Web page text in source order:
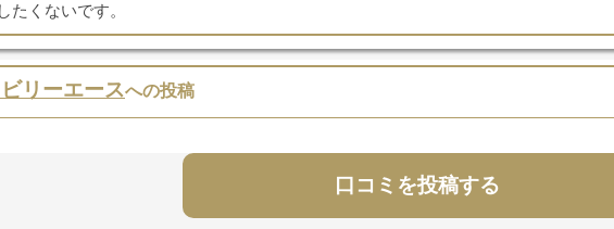
たくないです。
リーエースへの投稿
ェンコという仮想通貨アービトラージ案件でかなりの被害が日本で出てしまいま
口コミを投稿する